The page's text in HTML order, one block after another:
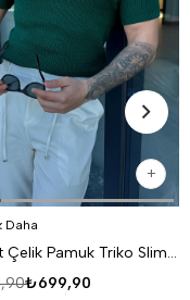
Daha
Zümrüt Çelik Pamuk Triko Slim Fit SNZ 7281
₺699,90